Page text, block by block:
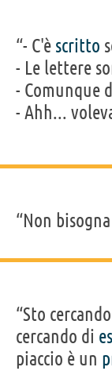
“- C'è scritto
- Le lettere
- Comunque
- Ahh...
“Non
“Sto
cercando di
piaccio è un